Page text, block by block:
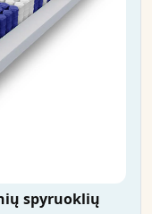
spyruoklių